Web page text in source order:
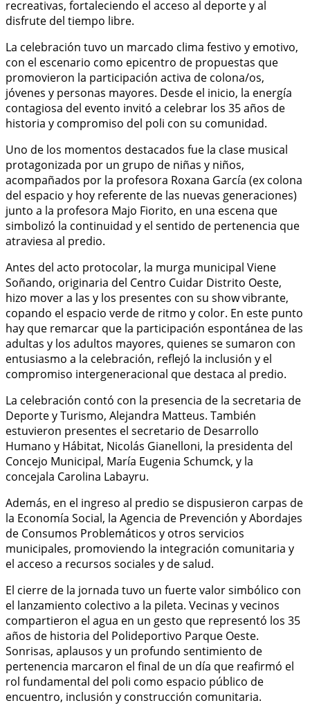
recreativas, fortaleciendo el acceso al deporte y al
disfrute del tiempo libre.
La celebración tuvo un marcado clima festivo y emotivo,
con el escenario como epicentro de propuestas que
promovieron la participación activa de colona/os,
jóvenes y personas mayores. Desde el inicio, la energía
contagiosa del evento invitó a celebrar los 35 años de
historia y compromiso del poli con su comunidad.
Uno de los momentos destacados fue la clase musical
protagonizada por un grupo de niñas y niños,
acompañados por la profesora Roxana García (ex colona
del espacio y hoy referente de las nuevas generaciones)
junto a la profesora Majo Fiorito, en una escena que
simbolizó la continuidad y el sentido de pertenencia que
atraviesa al predio.
Antes del acto protocolar, la murga municipal Viene
Soñando, originaria del Centro Cuidar Distrito Oeste,
hizo mover a las y los presentes con su show vibrante,
copando el espacio verde de ritmo y color. En este punto
hay que remarcar que la participación espontánea de las
adultas y los adultos mayores, quienes se sumaron con
entusiasmo a la celebración, reflejó la inclusión y el
compromiso intergeneracional que destaca al predio.
La celebración contó con la presencia de la secretaria de
Deporte y Turismo, Alejandra Matteus. También
estuvieron presentes el secretario de Desarrollo
Humano y Hábitat, Nicolás Gianelloni, la presidenta del
Concejo Municipal, María Eugenia Schumck, y la
concejala Carolina Labayru.
Además, en el ingreso al predio se dispusieron carpas de
la Economía Social, la Agencia de Prevención y Abordajes
de Consumos Problemáticos y otros servicios
municipales, promoviendo la integración comunitaria y
el acceso a recursos sociales y de salud.
El cierre de la jornada tuvo un fuerte valor simbólico con
el lanzamiento colectivo a la pileta. Vecinas y vecinos
compartieron el agua en un gesto que representó los 35
años de historia del Polideportivo Parque Oeste.
Sonrisas, aplausos y un profundo sentimiento de
pertenencia marcaron el final de un día que reafirmó el
rol fundamental del poli como espacio público de
encuentro, inclusión y construcción comunitaria.